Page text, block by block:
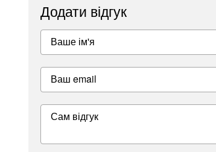
Додати відгук
Ваше ім'я
Ваш email
Сам відгук